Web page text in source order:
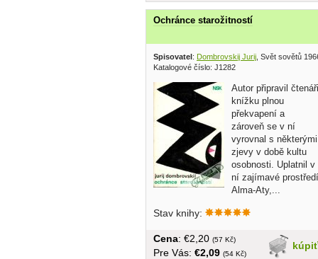
Ochránce starožitností
Spisovatel: Dombrovskij Jurij , Svět sovětů
Katalogové číslo: J1282
Autor připravil čtenáři
knížku plnou
překvapení a
zároveň se v ní
vyrovnal s některými
zjevy v době kultu
osobnosti. Uplatnil v
ní zajímavé prostředí
Alma-Aty,...
Stav knihy:
kúpiť
Cena: €2,20 (57 Kč)
Pre Vás: €2,09 (54 Kč)